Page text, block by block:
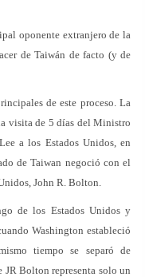
oponente extranjero de la
de Taiwán de facto (y de
de este proceso. La
visita de 5 días del Ministro
a los Estados Unidos, en
de Taiwan negoció con el
John R. Bolton.
de los Estados Unidos y
Washington estableció
tiempo se separó de
JR Bolton representa solo un